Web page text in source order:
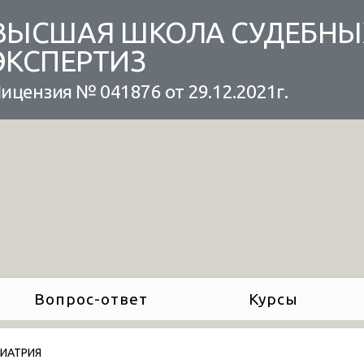
ШКОЛА
№ 041876 от 29.12.2021г.
Вопрос-ответ Курсы